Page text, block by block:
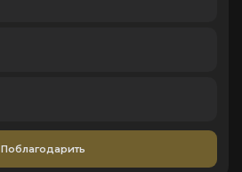
Поблагодарить